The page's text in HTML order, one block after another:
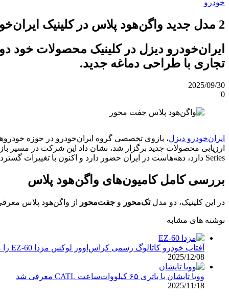
خودرو
2 مدل جدید واگن‌هود پلاس در کلینیک ایران‌خودرو دیزل رونمایی شدند
ایران‌خودرو دیزل در کلینیک محصولات
تجاری با طراحی دماغه جدید.
2025/09/30
0
ایران‌خودرو دیزل، بازوی تخصصی گروه ایران‌خودرو در حوزه
Series دارد، دهه‌هاست در ایران حضور دارد و اکنون با تغییرات گسترده در طراحی و تجهیزات ایمنی، در قالب نسخه‌های جدید به نمایش درآمده است.
بررسی کامل کامیون‌های واگن‌هود پلاس
در این کلینیک، دو مدلتک‌محور و جفت‌محور از واگن‌هود پلاس
نوشته های مشابه
آفتاب خودرو کاتالوگ رسمی کراس‌اوور لوکس مزدا EZ-60 را منتشر کرد
2025/12/08
وویا تایشان با باتری ۶۵ کیلووات‌ساعت CATL معرفی شد
2025/11/18